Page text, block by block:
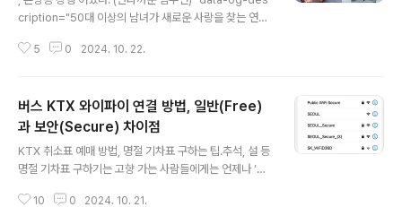
cription="50대 이상의 남녀가 새로운 사랑을 찾는 연예
2회 방송만에 ‘통편집’을 해야 하는 상황이다. 사실 어찌보
neocross.net/entry/%EC%B6%9C%EC%97%B
0%EC%9E%90-%EC%9D%B4%EB%B2%94%E
C%B2%9C%EC%9D%98-%E2%80%98%EC%8
2%AC%EA%B8%B0-%EA%B2%B0%ED%98%B
C%E2%80%99-%EB%85%BC%EB%9E%80-JT
BC-%EB%81%9D%EC%82..
5 0 2024. 10. 22.
버스 KTX 와이파이 연결 방법, 일반(Free)
과 보안(Secure) 차이점
KTX 취소표 예매 방법, 명절 기차표 구하는 팁.추석, 설 등
명절 기차표 구하기는 고향 가는 사람들에게는 언제나 ‘과
10 0 2024. 10. 21.